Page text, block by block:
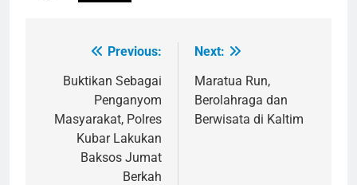
Navigasi
pos
Previous:
Buktikan Sebagai
Penganyom
Masyarakat, Polres
Kubar Lakukan
Baksos Jumat
Berkah
Next:
Maratua Run,
Berolahraga dan
Berwisata di Kaltim